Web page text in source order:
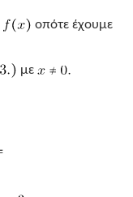
οπότε έχουμε
με